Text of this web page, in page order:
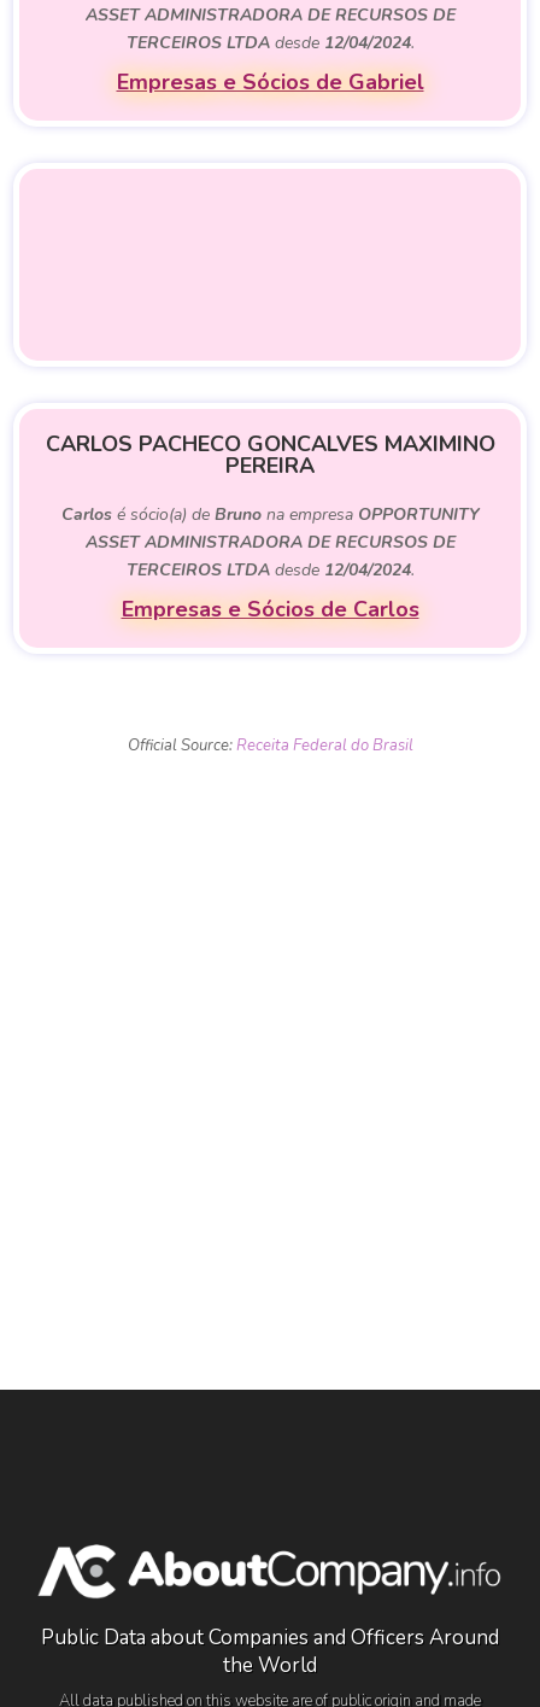
ASSET ADMINISTRADORA DE RECURSOS DE
TERCEIROS LTDAdesde 12/04/2024.
Empresas e Sócios de Gabriel
CARLOS PACHECO GONCALVES MAXIMINO
PEREIRA
Carlosé sócio(a) de Brunona empresa OPPORTUNITY
ASSET ADMINISTRADORA DE RECURSOS DE
TERCEIROS LTDAdesde 12/04/2024.
Empresas e Sócios de Carlos
Official Source:Receita Federal do Brasil
Public Data about Companies and Officers Around
the World
All data published on this website are of public origin and made